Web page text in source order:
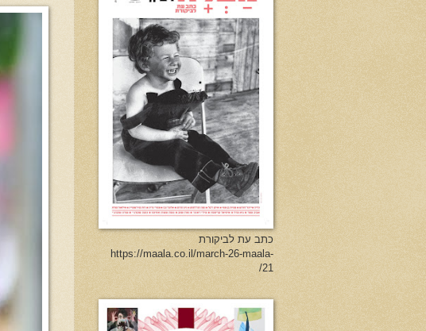
כתב עת לביקורת
https://maala.co.il/march-26-maala-
21/